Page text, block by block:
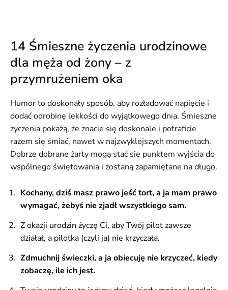
14 Śmieszne życzenia urodzinowe
dla męża od żony – z
przymrużeniem oka
Humor to doskonały sposób, aby rozładować napięcie i
dodać odrobinę lekkości do wyjątkowego dnia. Śmieszne
życzenia pokażą, że znacie się doskonale i potraficie
razem się śmiać, nawet w najzwyklejszych momentach.
Dobrze dobrane żarty mogą stać się punktem wyjścia do
wspólnego świętowania i zostaną zapamiętane na długo.
Kochany, dziś masz prawo jeść tort, a ja mam prawo
wymagać, żebyś nie zjadł wszystkiego sam.
Z okazji urodzin życzę Ci, aby Twój pilot zawsze
działał, a pilotka (czyli ja) nie krzyczała.
Zdmuchnij świeczki, a ja obiecuję nie krzyczeć, kiedy
zobaczę, ile ich jest.